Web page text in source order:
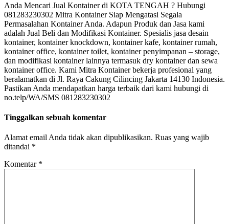
Anda Mencari Jual Kontainer di KOTA TENGAH ? Hubungi
081283230302 Mitra Kontainer Siap Mengatasi Segala
Permasalahan Kontainer Anda. Adapun Produk dan Jasa kami
adalah Jual Beli dan Modifikasi Kontainer. Spesialis jasa desain
kontainer, kontainer knockdown, kontainer kafe, kontainer rumah,
kontainer office, kontainer toilet, kontainer penyimpanan – storage,
dan modifikasi kontainer lainnya termasuk dry kontainer dan sewa
kontainer office. Kami Mitra Kontainer bekerja profesional yang
beralamatkan di Jl. Raya Cakung Cilincing Jakarta 14130 Indonesia.
Pastikan Anda mendapatkan harga terbaik dari kami hubungi di
no.telp/WA/SMS 081283230302
Tinggalkan sebuah komentar
Alamat email Anda tidak akan dipublikasikan. Ruas yang wajib
ditandai *
Komentar *